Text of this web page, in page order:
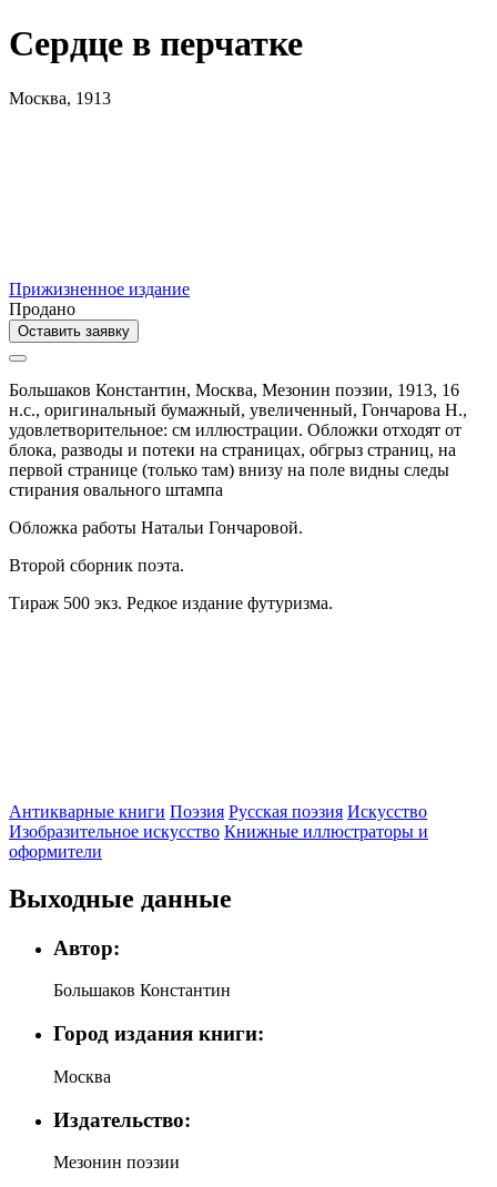
Сердце в перчатке
Москва, 1913
Прижизненное издание
Продано
Оставить заявку
Большаков Константин, Москва, Мезонин поэзии, 1913, 16
н.с., оригинальный бумажный, увеличенный, Гончарова Н.,
удовлетворительное: см иллюстрации. Обложки отходят от
блока, разводы и потеки на страницах, обгрыз страниц, на
первой странице (только там) внизу на поле видны следы
стирания овального штампа
Обложка работы Натальи Гончаровой.
Второй сборник поэта.
Тираж 500 экз. Редкое издание футуризма.
Антикварные книги Поэзия Русская поэзия Искусство
Изобразительное искусство Книжные иллюстраторы и
оформители
Выходные данные
Автор:
Большаков Константин
Город издания книги:
Москва
Издательство:
Мезонин поэзии